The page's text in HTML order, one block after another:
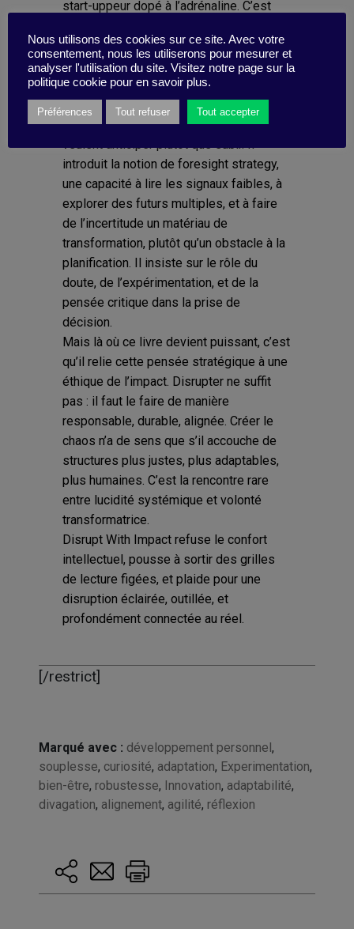
start-uppeur dopé à l’adrénaline. C’est
époque : incertaine, non-linéaire, et
chaotique, où seules les organisations
capables d’embrasser l’inconnu avec
lucidité peuvent prétendre être durables.
Spitz s’adresse à celles et ceux qui
veulent anticiper plutôt que subir. Il
introduit la notion de foresight strategy,
une capacité à lire les signaux faibles, à
explorer des futurs multiples, et à faire
de l’incertitude un matériau de
transformation, plutôt qu’un obstacle à la
planification. Il insiste sur le rôle du
doute, de l’expérimentation, et de la
pensée critique dans la prise de
décision.
Mais là où ce livre devient puissant, c’est
qu’il relie cette pensée stratégique à une
éthique de l’impact. Disrupter ne suffit
pas : il faut le faire de manière
responsable, durable, alignée. Créer le
chaos n’a de sens que s’il accouche de
structures plus justes, plus adaptables,
plus humaines. C’est la rencontre rare
entre lucidité systémique et volonté
transformatrice.
Disrupt With Impact refuse le confort
intellectuel, pousse à sortir des grilles
de lecture figées, et plaide pour une
disruption éclairée, outillée, et
profondément connectée au réel.
[/restrict]
Marqué avec : développement personnel,
souplesse, curiosité, adaptation, Experimentation,
bien-être, robustesse, Innovation, adaptabilité,
divagation, alignement, agilité, réflexion
Nous utilisons des cookies sur ce site. Avec votre
consentement, nous les utiliserons pour mesurer et
analyser l'utilisation du site. Visitez notre page sur la
politique cookie pour en savoir plus.
Préférences Tout refuser Tout accepter